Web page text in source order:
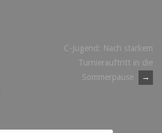
C-Jugend: Nach starkem
Turnierauftritt in die
Sommerpause
→